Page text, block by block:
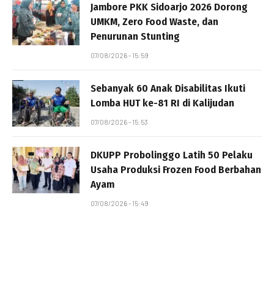
Jambore PKK Sidoarjo 2026 Dorong
UMKM, Zero Food Waste, dan
Penurunan Stunting
07/08/2026 - 15:59
Sebanyak 60 Anak Disabilitas Ikuti
Lomba HUT ke-81 RI di Kalijudan
07/08/2026 - 15:53
DKUPP Probolinggo Latih 50 Pelaku
Usaha Produksi Frozen Food Berbahan
Ayam
07/08/2026 - 15:49